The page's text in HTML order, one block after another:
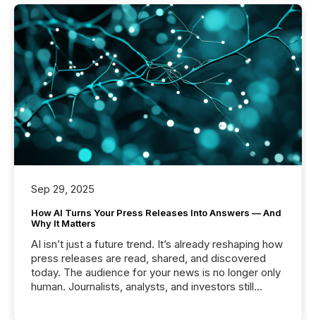
Sep 29, 2025
How AI Turns Your Press Releases Into Answers — And
Why It Matters
AI isn’t just a future trend. It’s already reshaping how
press releases are read, shared, and discovered
today. The audience for your news is no longer only
human. Journalists, analysts, and investors still